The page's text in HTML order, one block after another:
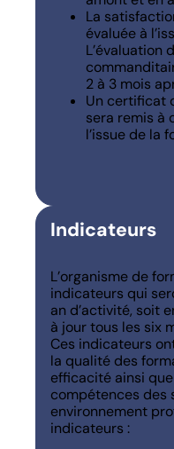
La
évaluée à
L’évaluation
2 à 3 mois
Un certificat
sera remis à
l’issue de la
Indicateurs
L’organisme de
indicateurs qui
an d’activité, soit
à jour tous les six
Ces indicateurs
la qualité des
efficacité ainsi
compétences des
environnement
indicateurs :